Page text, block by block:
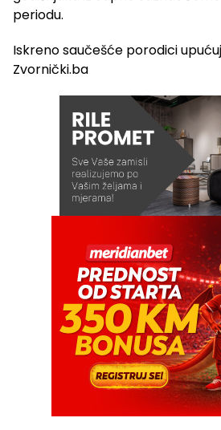
periodu.
Iskreno saučešće porodici
Zvornički.ba